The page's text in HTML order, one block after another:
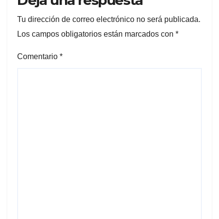
Tu dirección de correo electrónico no será publicada.
Los campos obligatorios están marcados con *
Comentario *